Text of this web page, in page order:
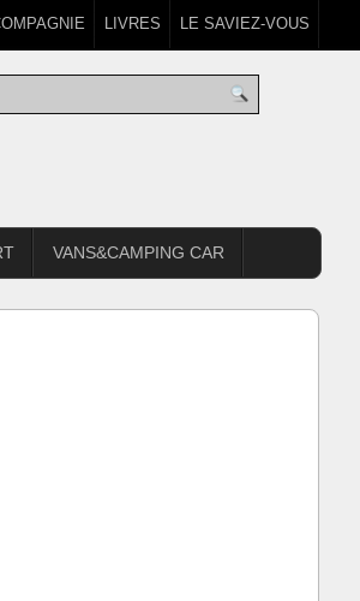
LIVRES LE SAVIEZ-VOUS
VANS&CAMPING CAR